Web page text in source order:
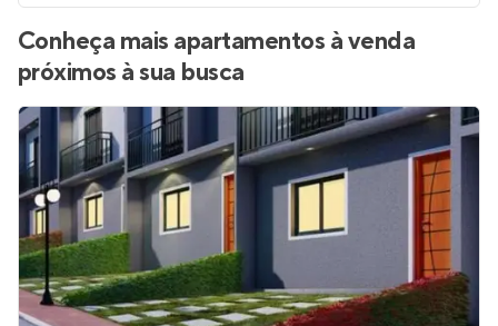
Conheça mais apartamentos à venda
próximos à sua busca